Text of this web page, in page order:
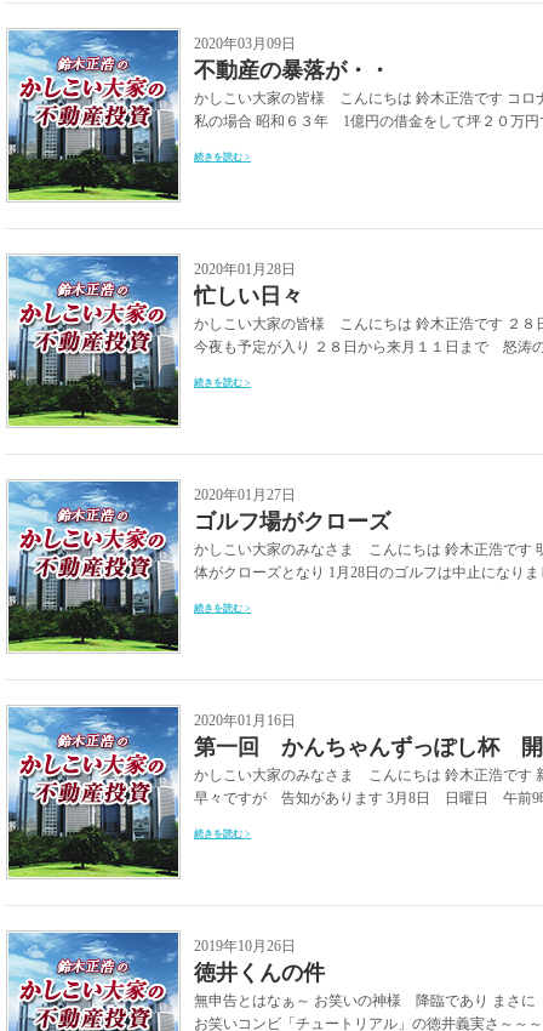
2020年03月09日
不動産の暴落が・・
かしこい大家の皆様 こんにちは 鈴木正浩です コロ
私の場合 昭和６３年 1億円の借金をして坪２０万
続きを読む >
2020年01月28日
忙しい日々
かしこい大家の皆様 こんにちは 鈴木正浩です ２
今夜も予定が入り ２８日から来月１１日まで 怒涛
続きを読む >
2020年01月27日
ゴルフ場がクローズ
かしこい大家のみなさま こんにちは 鈴木正浩です
体がクローズとなり 1月28日のゴルフは中止になり
続きを読む >
2020年01月16日
第一回 かんちゃんずっぽし杯 開
かしこい大家のみなさま こんにちは 鈴木正浩です
早々ですが 告知があります 3月8日 日曜日 午前9
続きを読む >
2019年10月26日
徳井くんの件
無申告とはなぁ～ お笑いの神様 降臨であり まさ
お笑いコンビ「チュートリアル」の徳井義実さ～～